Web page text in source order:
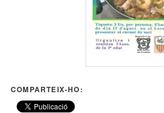
COMPARTEIX-HO: